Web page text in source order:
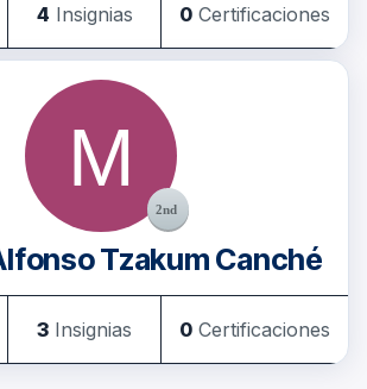
4 Insignias 0 Certificaciones
Tzakum Canché
3 Insignias 0 Certificaciones